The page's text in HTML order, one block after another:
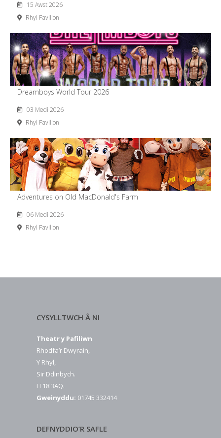
15 Awst 2026
Rhyl Pavilion
Dreamboys World Tour 2026
03 Medi 2026
Rhyl Pavilion
Adventures on Old MacDonald's Farm
06 Medi 2026
Rhyl Pavilion
CYSYLLTWCH Â NI
Theatr y Pafiliwn
Rhodfa’r Dwyrain,
Y Rhyl,
Sir Ddinbych.
LL18 3AQ.
Gweinyddu: 01745 332414
DEFNYDDIO’R SAFLE